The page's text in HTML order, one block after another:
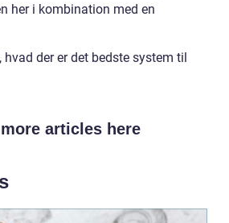
her i kombination med en
der er det bedste system til
articles here